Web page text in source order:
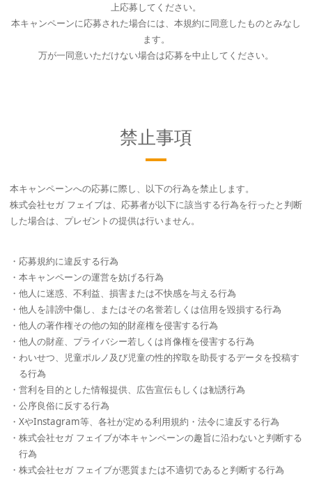
上応募してください。
本キャンペーンに応募された場合には、本規約に同意したものとみなし
ます。
万が一同意いただけない場合は応募を中止してください。
禁止事項
本キャンペーンへの応募に際し、以下の行為を禁止します。
株式会社セガ フェイブは、応募者が以下に該当する行為を行ったと判断
した場合は、プレゼントの提供は行いません。
・応募規約に違反する行為
・本キャンペーンの運営を妨げる行為
・他人に迷惑、不利益、損害または不快感を与える行為
・他人を誹謗中傷し、またはその名誉若しくは信用を毀損する行為
・他人の著作権その他の知的財産権を侵害する行為
・他人の財産、プライバシー若しくは肖像権を侵害する行為
・わいせつ、児童ポルノ及び児童の性的搾取を助長するデータを投稿す
る行為
・営利を目的とした情報提供、広告宣伝もしくは勧誘行為
・公序良俗に反する行為
・XやInstagram等、各社が定める利用規約・法令に違反する行為
・株式会社セガ フェイブが本キャンペーンの趣旨に沿わないと判断する
行為
・株式会社セガ フェイブが悪質または不適切であると判断する行為